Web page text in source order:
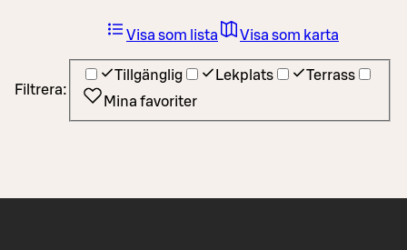
Filtrera:
Tillgänglig Lekplats
Terrass
Mina favoriter
Visa som lista Visa som karta